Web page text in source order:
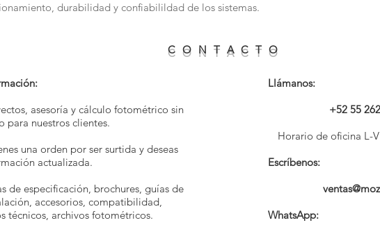
durabilidad y confiabilildad de los sistemas.
C O N T A C T O
asesoría y cálculo fotométrico sin
para nuestros clientes.
una orden por ser surtida y deseas
actualizada.
de especificación, brochures, guías de
accesorios, compatibilidad,
técnicos, archivos fotométricos.
Llámanos:
+52 55
Horario de oficina L-
Escríbenos:
WhatsApp: